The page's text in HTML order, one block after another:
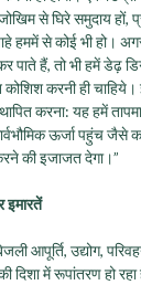
से घिरे समुदाय हों,
हममें से कोई भी हो।
कर पाते हैं, तो भी हमें डेढ़
कोशिश करनी ही
करना: यह हमें
ऊर्जा पहुंच
की इजाजत देगा।”
इमारतें
आपूर्ति, उद्योग,
दिशा में रूपांतरण हो